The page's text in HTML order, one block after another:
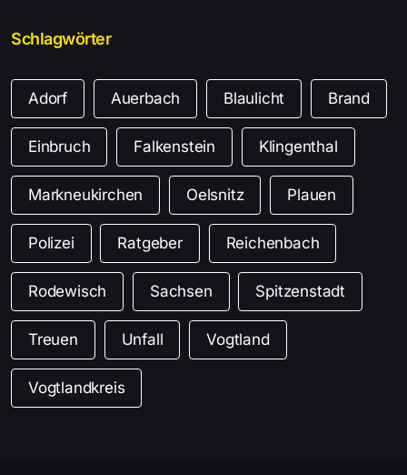
Schlagwörter
Adorf Auerbach Blaulicht Brand
Einbruch Falkenstein Klingenthal
Markneukirchen Oelsnitz Plauen
Polizei Ratgeber Reichenbach
Rodewisch Sachsen Spitzenstadt
Treuen Unfall Vogtland
Vogtlandkreis